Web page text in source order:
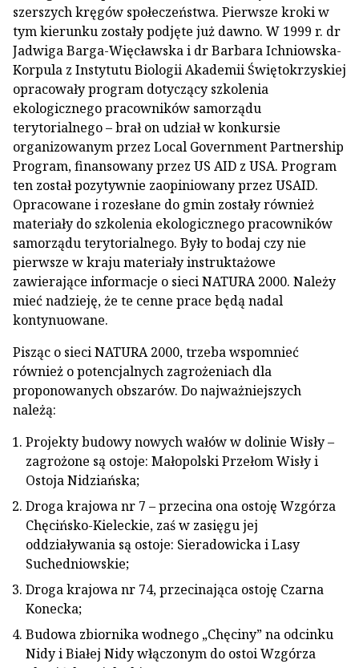
szerszych kręgów społeczeństwa. Pierwsze kroki w
tym kierunku zostały podjęte już dawno. W 1999 r. dr
Jadwiga Barga-Więcławska i dr Barbara Ichniowska-
Korpula z Instytutu Biologii Akademii Świętokrzyskiej
opracowały program dotyczący szkolenia
ekologicznego pracowników samorządu
terytorialnego – brał on udział w konkursie
organizowanym przez Local Government Partnership
Program, finansowany przez US AID z USA. Program
ten został pozytywnie zaopiniowany przez USAID.
Opracowane i rozesłane do gmin zostały również
materiały do szkolenia ekologicznego pracowników
samorządu terytorialnego. Były to bodaj czy nie
pierwsze w kraju materiały instruktażowe
zawierające informacje o sieci NATURA 2000. Należy
mieć nadzieję, że te cenne prace będą nadal
kontynuowane.
Pisząc o sieci NATURA 2000, trzeba wspomnieć
również o potencjalnych zagrożeniach dla
proponowanych obszarów. Do najważniejszych
należą:
Projekty budowy nowych wałów w dolinie Wisły –
zagrożone są ostoje: Małopolski Przełom Wisły i
Ostoja Nidziańska;
Droga krajowa nr 7 – przecina ona ostoję Wzgórza
Chęcińsko-Kieleckie, zaś w zasięgu jej
oddziaływania są ostoje: Sieradowicka i Lasy
Suchedniowskie;
Droga krajowa nr 74, przecinająca ostoję Czarna
Konecka;
Budowa zbiornika wodnego „Chęciny” na odcinku
Nidy i Białej Nidy włączonym do ostoi Wzgórza